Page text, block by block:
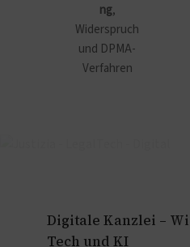
ng,
Widerspruch
und DPMA-
Verfahren
Digitale Kanzlei –
Tech und KI